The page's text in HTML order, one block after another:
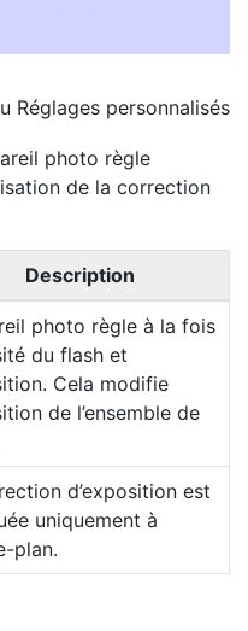
Réglages personnalisés
photo règle
de la correction
Description
photo règle à la fois
du flash et
Cela modifie
de l’ensemble de
d’exposition est
uniquement à
plan.